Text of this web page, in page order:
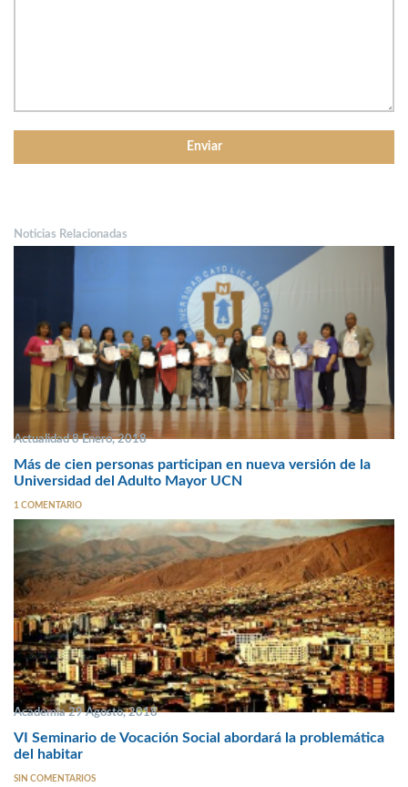
Noticias Relacionadas
Actualidad 8 Enero, 2018
Más de cien personas participan en nueva versión de la
Universidad del Adulto Mayor UCN
1 COMENTARIO
Academia 29 Agosto, 2018
VI Seminario de Vocación Social abordará la problemática
del habitar
SIN COMENTARIOS